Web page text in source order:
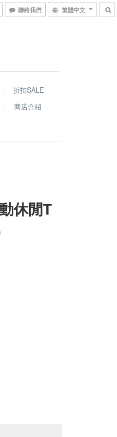
聯絡我們 繁體中文
折扣SALE
商店介紹
休閒T